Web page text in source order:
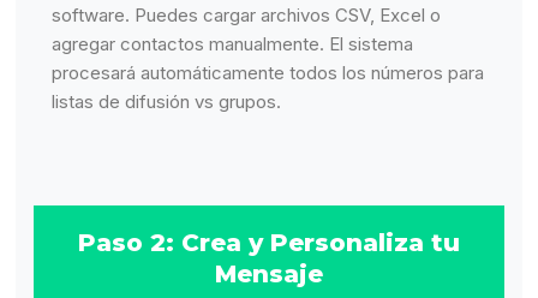
software. Puedes cargar archivos CSV, Excel o
agregar contactos manualmente. El sistema
procesará automáticamente todos los números para
listas de difusión vs grupos.
Paso 2: Crea y Personaliza tu
Mensaje